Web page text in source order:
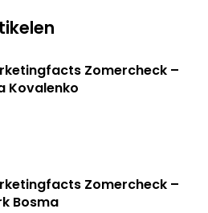
Zomercheck –
Kovalenko
Zomercheck –
Bosma